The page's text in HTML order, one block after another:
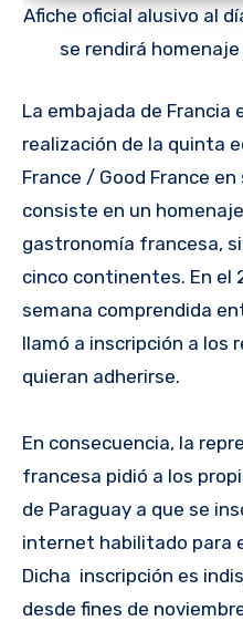
Afiche oficial alusivo al
se rendirá
La embajada de Francia en nuestro país anunció la
realización de la quinta
France / Good France
consiste en un
gastronomía francesa,
cinco continentes. En el
semana comprendida
llamó a inscripción a los
quieran adherirse.
En consecuencia, la
francesa pidió a los
de Paraguay a que se
internet habilitado para
Dicha inscripción es
desde fines de